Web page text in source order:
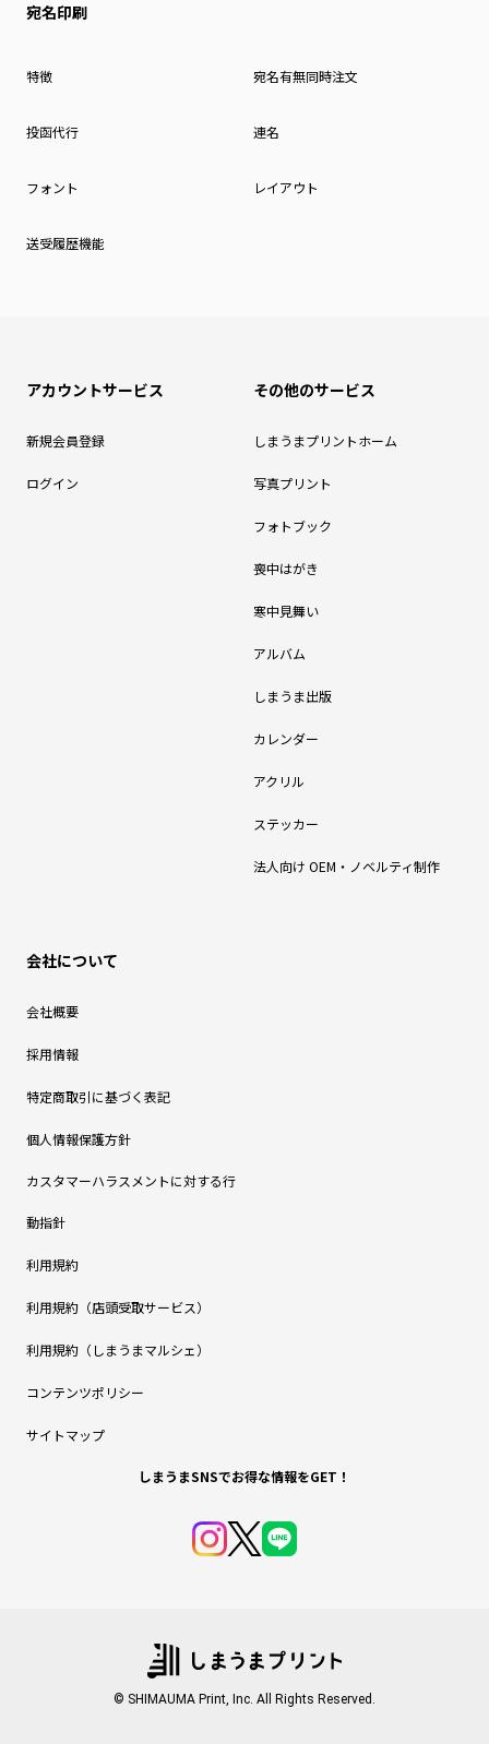
宛名印刷
特徴 宛名有無同時注文
投函代行 連名
フォント レイアウト
送受履歴機能
アカウントサービス
新規会員登録
ログイン
その他のサービス
しまうまプリントホーム
写真プリント
フォトブック
喪中はがき
寒中見舞い
アルバム
しまうま出版
カレンダー
アクリル
ステッカー
法人向け OEM・ノベルティ制作
会社について
会社概要
採用情報
特定商取引に基づく表記
個人情報保護方針
カスタマーハラスメントに対する行
動指針
利用規約
利用規約（店頭受取サービス）
利用規約（しまうまマルシェ）
コンテンツポリシー
サイトマップ
しまうまSNSでお得な情報をGET！
© SHIMAUMA Print, Inc. All Rights Reserved.